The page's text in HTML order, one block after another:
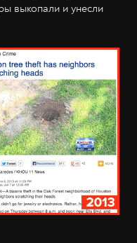
выкопали и унесли